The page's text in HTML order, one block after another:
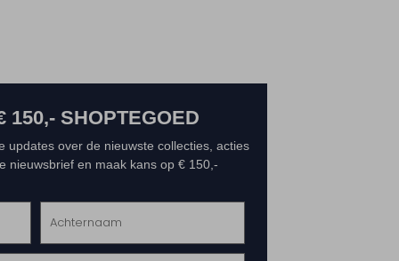
150,- SHOPTEGOED
updates over de nieuwste collecties, acties
nieuwsbrief en maak kans op € 150,-